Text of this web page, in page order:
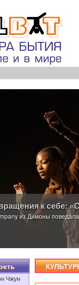
к себе:
из Димоны
Чжун